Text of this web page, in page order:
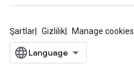
Şartlar Gizlilik Manage cookies